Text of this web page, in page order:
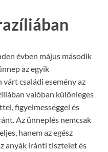
évben május második
az egyik
családi esemény az
valóban különleges
figyelmességgel és
Az ünneplés nemcsak
hanem az egész
anyák iránti tisztelet és